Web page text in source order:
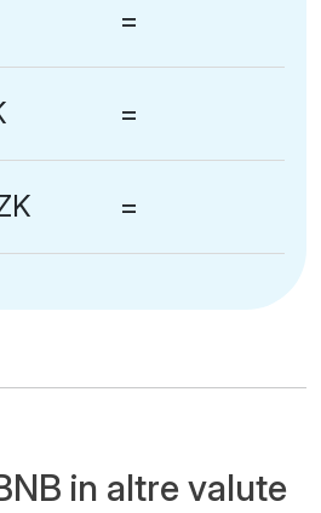
=
=
=
in altre valute